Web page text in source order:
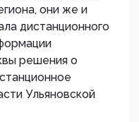
они же и
дистанционного
решения о
Ульяновской